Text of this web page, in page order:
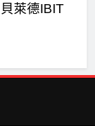
萊德IBIT